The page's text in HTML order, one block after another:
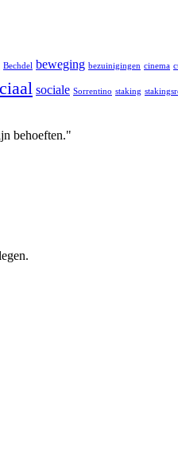
Bechdel beweging bezuinigingen cinema
sociale Sorrentino staking
behoeften."